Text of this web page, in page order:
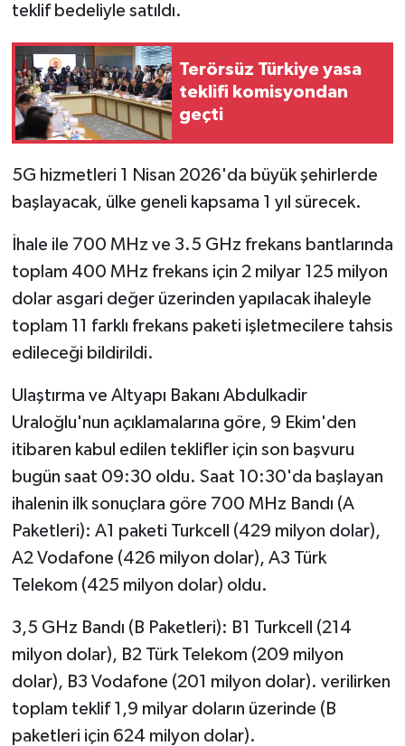
teklif bedeliyle satıldı.
Terörsüz Türkiye yasa
teklifi komisyondan
geçti
5G hizmetleri 1 Nisan 2026'da büyük şehirlerde
başlayacak, ülke geneli kapsama 1 yıl sürecek.
İhale ile 700 MHz ve 3.5 GHz frekans bantlarında
toplam 400 MHz frekans için 2 milyar 125 milyon
dolar asgari değer üzerinden yapılacak ihaleyle
toplam 11 farklı frekans paketi işletmecilere tahsis
edileceği bildirildi.
Ulaştırma ve Altyapı Bakanı Abdulkadir
Uraloğlu'nun açıklamalarına göre, 9 Ekim'den
itibaren kabul edilen teklifler için son başvuru
bugün saat 09:30 oldu. Saat 10:30'da başlayan
ihalenin ilk sonuçlara göre 700 MHz Bandı (A
Paketleri): A1 paketi Turkcell (429 milyon dolar),
A2 Vodafone (426 milyon dolar), A3 Türk
Telekom (425 milyon dolar) oldu.
3,5 GHz Bandı (B Paketleri): B1 Turkcell (214
milyon dolar), B2 Türk Telekom (209 milyon
dolar), B3 Vodafone (201 milyon dolar). verilirken
toplam teklif 1,9 milyar doların üzerinde (B
paketleri için 624 milyon dolar).